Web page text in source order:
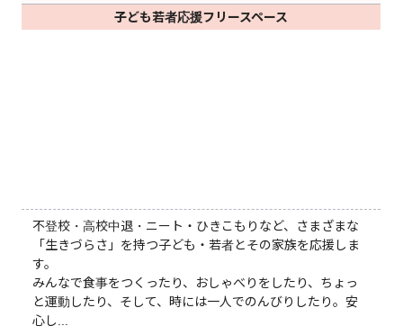
子ども若者応援フリースペース
不登校・高校中退・ニート・ひきこもりなど、さまざまな
「生きづらさ」を持つ子ども・若者とその家族を応援しま
す。
みんなで食事をつくったり、おしゃべりをしたり、ちょっ
と運動したり、そして、時には一人でのんびりしたり。安
心し...